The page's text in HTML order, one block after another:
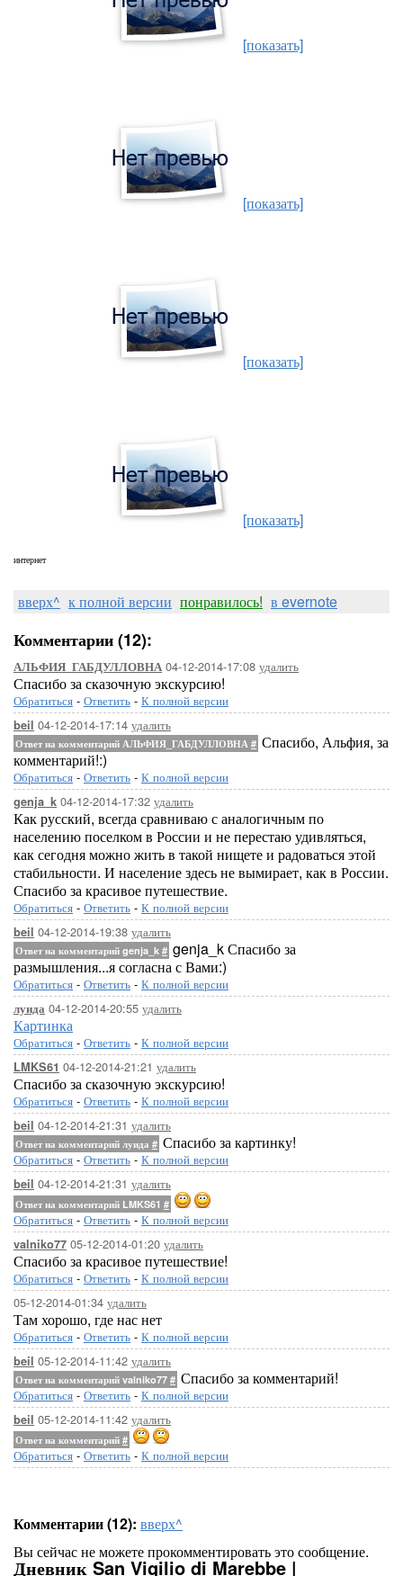
[показать]
[показать]
[показать]
[показать]
интернет
вверх^ к полной версии понравилось! в evernote
Комментарии (12):
АЛЬФИЯ_ГАБДУЛЛОВНА 04-12-2014-17:08 удалить
Спасибо за сказочную экскурсию!
Обратиться - Ответить - К полной версии
beil 04-12-2014-17:14 удалить
Ответ на комментарий АЛЬФИЯ_ГАБДУЛЛОВНА # Спасибо, Альфия, за
комментарий!:)
Обратиться - Ответить - К полной версии
genja_k 04-12-2014-17:32 удалить
Как русский, всегда сравниваю с аналогичным по
населению поселком в России и не перестаю удивляться,
как сегодня можно жить в такой нищете и радоваться этой
стабильности. И население здесь не вымирает, как в России.
Спасибо за красивое путешествие.
Обратиться - Ответить - К полной версии
beil 04-12-2014-19:38 удалить
Ответ на комментарий genja_k # genja_k Спасибо за
размышления...я согласна с Вами:)
Обратиться - Ответить - К полной версии
луида 04-12-2014-20:55 удалить
Картинка
Обратиться - Ответить - К полной версии
LMKS61 04-12-2014-21:21 удалить
Спасибо за сказочную экскурсию!
Обратиться - Ответить - К полной версии
beil 04-12-2014-21:31 удалить
Ответ на комментарий луида # Спасибо за картинку!
Обратиться - Ответить - К полной версии
beil 04-12-2014-21:31 удалить
Ответ на комментарий LMKS61 #
Обратиться - Ответить - К полной версии
valniko77 05-12-2014-01:20 удалить
Спасибо за красивое путешествие!
Обратиться - Ответить - К полной версии
05-12-2014-01:34 удалить
Там хорошо, где нас нет
Обратиться - Ответить - К полной версии
beil 05-12-2014-11:42 удалить
Ответ на комментарий valniko77 # Спасибо за комментарий!
Обратиться - Ответить - К полной версии
beil 05-12-2014-11:42 удалить
Ответ на комментарий #
Обратиться - Ответить - К полной версии
Комментарии (12): вверх^
Вы сейчас не можете прокомментировать это сообщение.
Дневник San Vigilio di Marebbe |